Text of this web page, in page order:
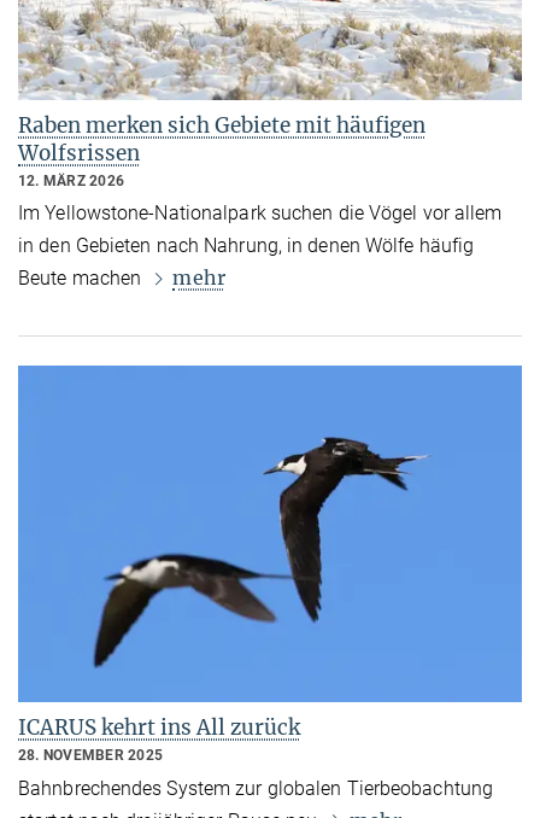
Raben merken sich Gebiete mit häufigen
Wolfsrissen
12. MÄRZ 2026
Im Yellowstone-Nationalpark suchen die Vögel vor allem
in den Gebieten nach Nahrung, in denen Wölfe häufig
Beute machen
mehr
ICARUS kehrt ins All zurück
28. NOVEMBER 2025
Bahnbrechendes System zur globalen Tierbeobachtung